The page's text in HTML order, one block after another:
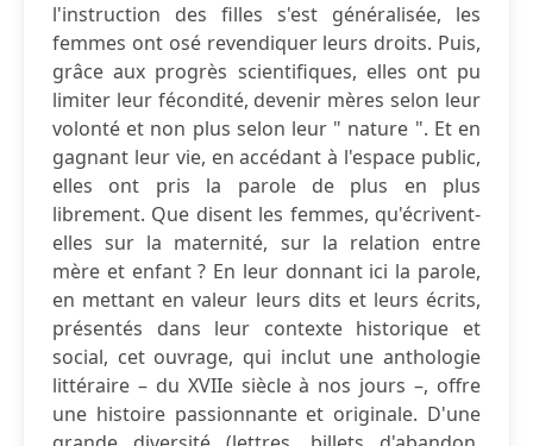
l'instruction des filles s'est généralisée, les
femmes ont osé revendiquer leurs droits. Puis,
grâce aux progrès scientifiques, elles ont pu
limiter leur fécondité, devenir mères selon leur
volonté et non plus selon leur " nature ". Et en
gagnant leur vie, en accédant à l'espace public,
elles ont pris la parole de plus en plus
librement. Que disent les femmes, qu'écrivent-
elles sur la maternité, sur la relation entre
mère et enfant ? En leur donnant ici la parole,
en mettant en valeur leurs dits et leurs écrits,
présentés dans leur contexte historique et
social, cet ouvrage, qui inclut une anthologie
littéraire – du XVIIe siècle à nos jours –, offre
une histoire passionnante et originale. D'une